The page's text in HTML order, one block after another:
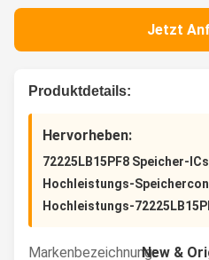
Jetzt
Produktdetails:
Hervorheben:
72225LB15PF8 Speicher-ICs
Hochleistungs-
Hochleistungs-
Markenbezeichnung:New &